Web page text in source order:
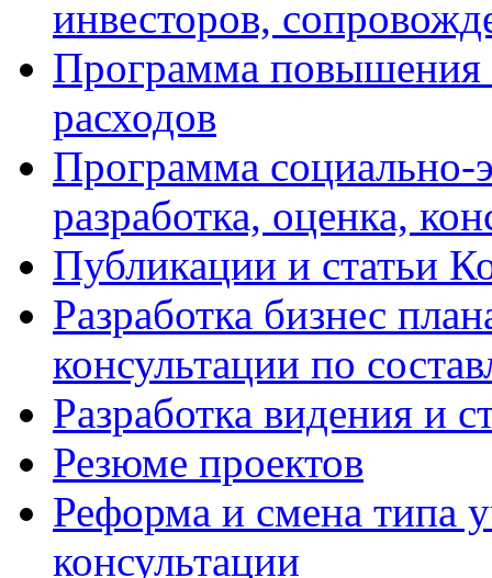
инвесторов,
Программа
расходов
Программа социально-
разработка, оценка,
Публикации и статьи
Разработка бизнес
консультации по
Разработка видения и
Резюме проектов
Реформа и смена типа
консультации